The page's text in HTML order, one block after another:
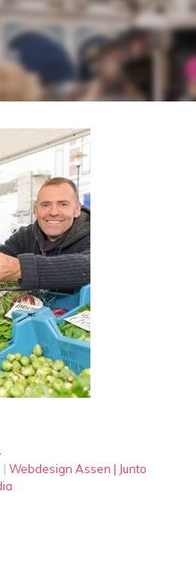
| Webdesign Assen | Junto